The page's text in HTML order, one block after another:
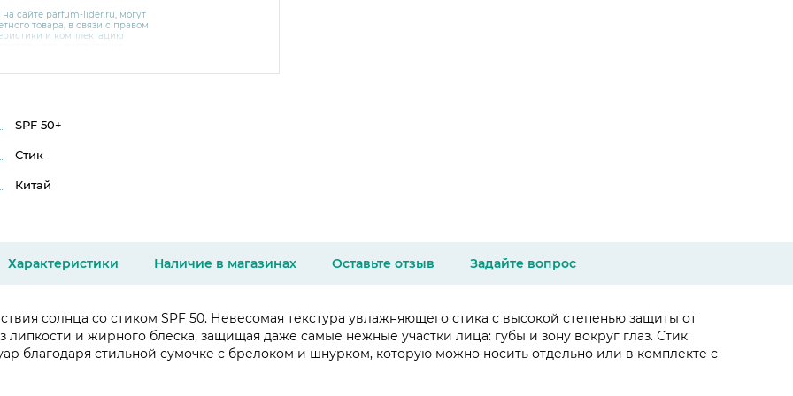
сайте parfum-lider.ru, могут
товара, в связи с правом
и комплектацию
SPF 50+
Стик
Китай
Характеристики Наличие в магазинах Оставьте отзыв Задайте вопрос
солнца со стиком SPF 50. Невесомая текстура увлажняющего стика с высокой степенью защиты от
липкости и жирного блеска, защищая даже самые нежные участки лица: губы и зону вокруг глаз. Стик
благодаря стильной сумочке с брелоком и шнурком, которую можно носить отдельно или в комплекте с